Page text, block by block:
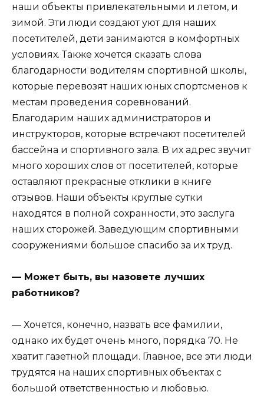
наши объекты привлекательными и летом, и
зимой. Эти люди создают уют для наших
посетителей, дети занимаются в комфортных
условиях. Также хочется сказать слова
благодарности водителям спортивной школы,
которые перевозят наших юных спортсменов к
местам проведения соревнований.
Благодарим наших администраторов и
инструкторов, которые встречают посетителей
бассейна и спортивного зала. В их адрес звучит
много хороших слов от посетителей, которые
оставляют прекрасные отклики в книге
отзывов. Наши объекты круглые сутки
находятся в полной сохранности, это заслуга
наших сторожей. Заведующим спортивными
сооружениями большое спасибо за их труд.
— Может быть, вы назовете лучших
работников?
— Хочется, конечно, назвать все фамилии,
однако их будет очень много, порядка 70. Не
хватит газетной площади. Главное, все эти люди
трудятся на наших спортивных объектах с
большой ответственностью и любовью.